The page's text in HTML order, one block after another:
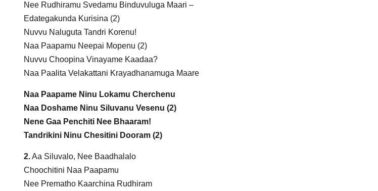
Nee Rudhiramu Svedamu Binduvuluga Maari –
Edategakunda Kurisina (2)
Nuvvu Naluguta Tandri Korenu!
Naa Paapamu Neepai Mopenu (2)
Nuvvu Choopina Vinayame Kaadaa?
Naa Paalita Velakattani Krayadhanamuga Maare
Naa Paapame Ninu Lokamu Cherchenu
Naa Doshame Ninu Siluvanu Vesenu (2)
Nene Gaa Penchiti Nee Bhaaram!
Tandrikini Ninu Chesitini Dooram (2)
2.Aa Siluvalo, Nee Baadhalalo
Choochitini Naa Paapamu
Nee Prematho Kaarchina Rudhiram